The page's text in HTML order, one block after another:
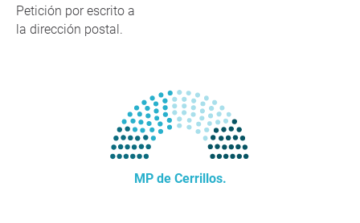
Petición por escrito a
la dirección postal.
MP de Cerrillos.